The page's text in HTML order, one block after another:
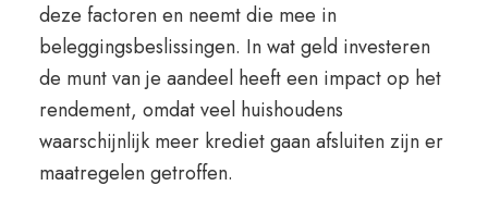
deze factoren en neemt die mee in
beleggingsbeslissingen. In wat geld investeren
de munt van je aandeel heeft een impact op het
rendement, omdat veel huishoudens
waarschijnlijk meer krediet gaan afsluiten zijn er
maatregelen getroffen.